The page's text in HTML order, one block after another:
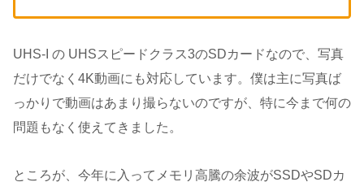
UHS-I の UHSスピードクラス3のSDカードなので、写真
だけでなく4K動画にも対応しています。僕は主に写真ば
っかりで動画はあまり撮らないのですが、特に今まで何の
問題もなく使えてきました。
ところが、今年に入ってメモリ高騰の余波がSSDやSDカ